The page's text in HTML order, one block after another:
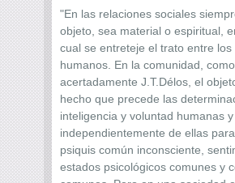
"En las relaciones sociales
objeto, sea material o espiritual,
cual se entreteje el trato entre los
humanos. En la comunidad,
acertadamente J.T.Délos, el
hecho que precede las
inteligencia y voluntad humanas
independientemente de ellas
psiquis común inconsciente,
estados psicológicos comunes y